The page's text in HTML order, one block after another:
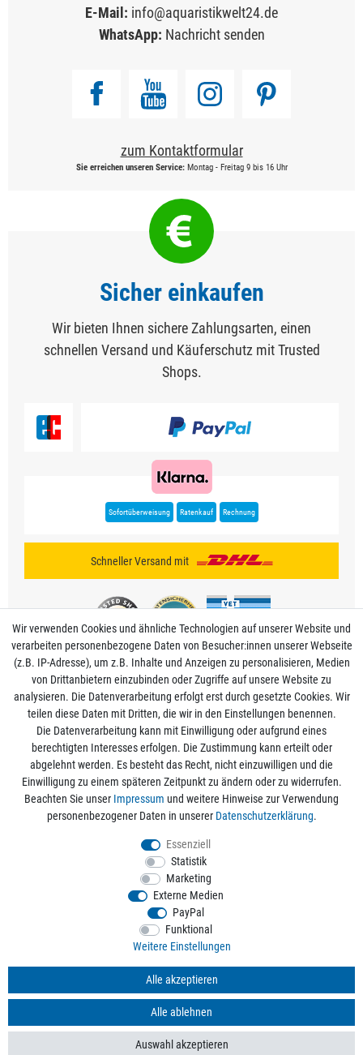
E-Mail: info@aquaristikwelt24.de
WhatsApp: Nachricht senden
zum Kontaktformular
Sie erreichen unseren Service:Montag - Freitag 9 bis 16 Uhr
Sicher einkaufen
Wir bieten Ihnen sichere Zahlungsarten, einen
schnellen Versand und Käuferschutz mit Trusted
Shops.
Sofortüberweisung Ratenkauf Rechnung
Schneller Versand mit
Mein Konto
Informationen
Rechtliche Angaben
Alle Preise sind inkl. der gesetzlichen Mehrwertsteuer und zzgl.
Kostenloser Versand ab 50€ Bestellwert nur innerhalb Deutschlands.
© 2026 aquaristikwelt24. Alle Rechte vorbehalten. Powered by
Kontakt
Wir verwenden Cookies und ähnliche Technologien auf unserer Website und
verarbeiten personenbezogene Daten von Besucher:innen unserer Webseite
(z.B. IP-Adresse), um z.B. Inhalte und Anzeigen zu personalisieren, Medien
von Drittanbietern einzubinden oder Zugriffe auf unsere Website zu
analysieren. Die Datenverarbeitung erfolgt erst durch gesetzte Cookies. Wir
teilen diese Daten mit Dritten, die wir in den Einstellungen benennen.
Die Datenverarbeitung kann mit Einwilligung oder aufgrund eines
berechtigten Interesses erfolgen. Die Zustimmung kann erteilt oder
abgelehnt werden. Es besteht das Recht, nicht einzuwilligen und die
Einwilligung zu einem späteren Zeitpunkt zu ändern oder zu widerrufen.
Beachten Sie unser Impressum und weitere Hinweise zur Verwendung
personenbezogener Daten in unserer Daten­schutz­erklärung.
Essenziell
Statistik
Marketing
Externe Medien
PayPal
Funktional
Weitere Einstellungen
Alle akzeptieren
Alle ablehnen
Auswahl akzeptieren
*Mit Ihrer Anmeldung willigen Sie der Verarbeitung der Daten zum Zweck des
Versands von Werbe-E-Mails ein. Weitere Informationen finden Sie in unseren